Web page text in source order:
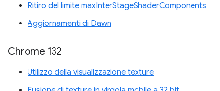
Ritiro del limite maxInterStageShaderComponents
Aggiornamenti di Dawn
Chrome 132
Utilizzo della visualizzazione texture